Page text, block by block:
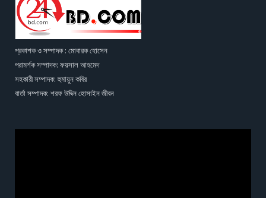
প্রকাশক ও সম্পাদক : মোবারক হোসেন
পরামর্শক সম্পাদক: ফয়সাল আহমেদ
সহকারী সম্পাদক: হুমায়ুন কবির
বার্তা সম্পাদক: শরফ উদ্দিন হোসাইন জীবন